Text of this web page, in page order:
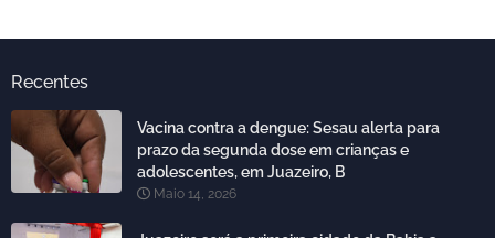
Recentes
Vacina contra a dengue: Sesau alerta para
prazo da segunda dose em crianças e
adolescentes, em Juazeiro, B
Maio 14, 2026